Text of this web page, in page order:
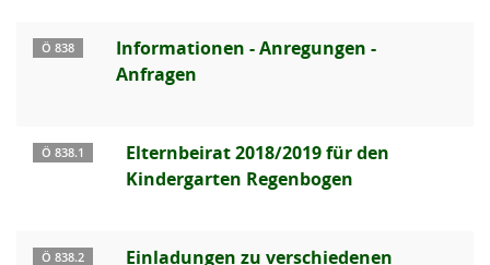
Ö 838
Informationen - Anregungen -
Anfragen
Ö 838.1
Elternbeirat 2018/2019 für den
Kindergarten Regenbogen
Ö 838.2 Einladungen zu verschiedenen